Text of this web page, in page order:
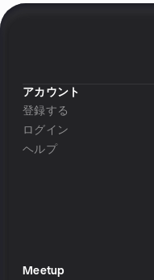
アカウント
登録する
ログイン
ヘルプ
Meetup